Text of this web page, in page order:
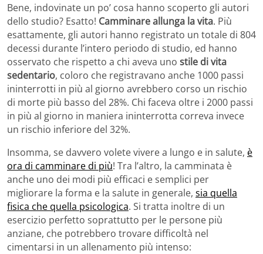
Bene, indovinate un po’ cosa hanno scoperto gli autori
dello studio? Esatto! Camminare allunga la vita. Più
esattamente, gli autori hanno registrato un totale di 804
decessi durante l’intero periodo di studio, ed hanno
osservato che rispetto a chi aveva uno stile di vita
sedentario, coloro che registravano anche 1000 passi
ininterrotti in più al giorno avrebbero corso un rischio
di morte più basso del 28%. Chi faceva oltre i 2000 passi
in più al giorno in maniera ininterrotta correva invece
un rischio inferiore del 32%.
Insomma, se davvero volete vivere a lungo e in salute, è
ora di camminare di più! Tra l’altro, la camminata è
anche uno dei modi più efficaci e semplici per
migliorare la forma e la salute in generale, sia quella
fisica che quella psicologica. Si tratta inoltre di un
esercizio perfetto soprattutto per le persone più
anziane, che potrebbero trovare difficoltà nel
cimentarsi in un allenamento più intenso: